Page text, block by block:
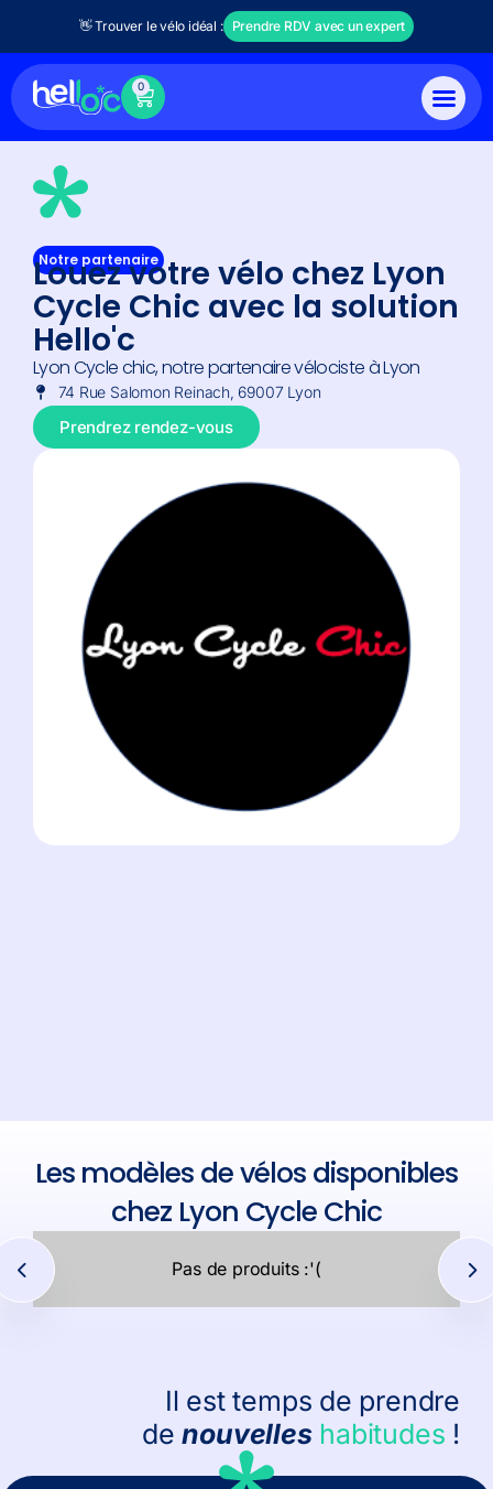
👋 Trouver le vélo idéal : Prendre RDV avec un expert
0
Notre partenaire
Louez votre vélo chez Lyon
Cycle Chic avec la solution
Hello'c
Lyon Cycle chic, notre partenaire vélociste à Lyon
74 Rue Salomon Reinach, 69007 Lyon
Prendrez rendez-vous
Les modèles de vélos disponibles
chez Lyon Cycle Chic
Pas de produits :'(
Il est temps de prendre
denouvelles habitudes !